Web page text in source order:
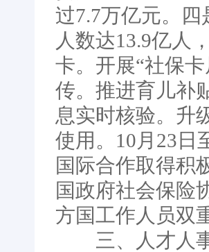
过7.7万亿元。
人数达13.9亿人
卡。开展“社保
传。推进育儿补
息实时核验。升
使用。10月23日
国际合作取得积
国政府社会保险
方国工作人员双
三、人才人